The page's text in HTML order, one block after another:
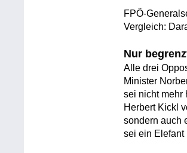
FPÖ-
Vergleich:
Nur
Alle drei
Minister
sei nicht mehr
Herbert Kickl
sondern auch
sei ein Elefant